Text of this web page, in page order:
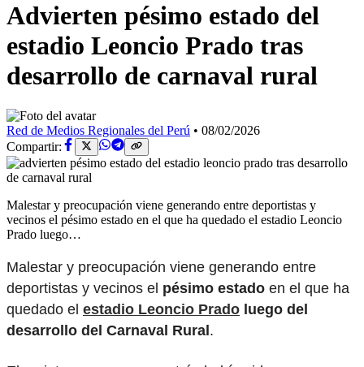
Advierten pésimo estado del
estadio Leoncio Prado tras
desarrollo de carnaval rural
Red de Medios Regionales del Perú • 08/02/2026
Compartir:
Malestar y preocupación viene generando entre deportistas y
vecinos el pésimo estado en el que ha quedado el estadio Leoncio
Prado luego…
Malestar y preocupación viene generando entre
deportistas y vecinos el pésimo estado en el que ha
quedado el estadio Leoncio Prado luego del
desarrollo del Carnaval Rural.